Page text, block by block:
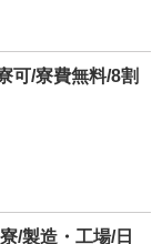
可/寮費無料/8割
/製造・工場/日